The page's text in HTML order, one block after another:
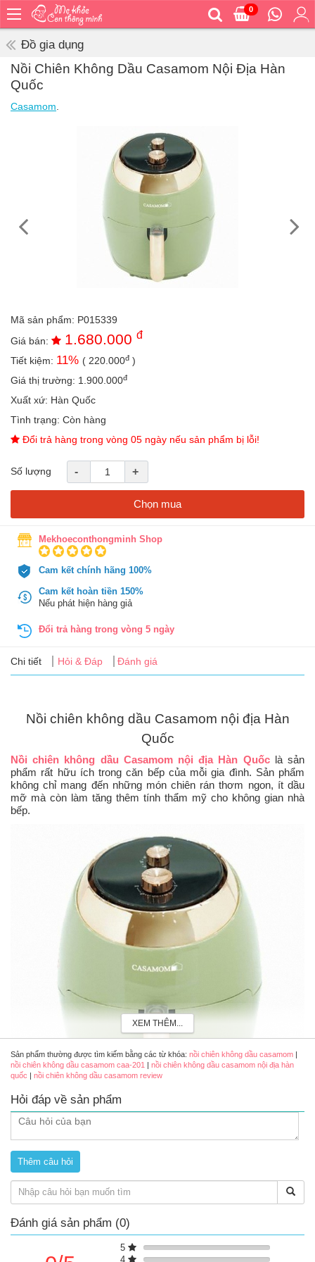
0
Bé
ăn
vệ
ngoài
an
toàn
Bé
tắm
Bé
mà
học
cho
bố
dùng
nhà
Tin
Đồ gia dụng
Nồi Chiên Không Dầu Casamom Nội Địa Hàn
Quốc
Casamom
Mã sản phẩm: P015339
Giá bán:
1.680.000 đ
Tiết kiệm: 11% ( 220.000đ )
Giá thị trường: 1.900.000đ
Xuất xứ: Hàn Quốc
Tình trạng: Còn hàng
Đổi trả hàng trong vòng 05 ngày nếu sản phẩm bị lỗi!
Số lượng - +
Chọn mua
Mekhoeconthongminh Shop
Cam kết chính hãng 100%
Cam kết hoàn tiền 150%
Nếu phát hiện hàng giả
Đổi trả hàng trong vòng 5 ngày
Chi tiết Hỏi & Đáp Đánh giá
Nồi chiên không dầu Casamom nội địa Hàn
Quốc
Nồi chiên không dầu Casamom nội địa Hàn Quốclà sản
phẩm rất hữu ích trong căn bếp của mỗi gia đình. Sản phẩm
không chỉ mang đến những món chiên rán thơm ngon, ít dầu
mỡ mà còn làm tăng thêm tính thẩm mỹ cho không gian nhà
bếp.
Ưu điểm của nồi chiên không dầu Casamom
Nồi chiên không dầu Casamom sử dụng môi trường chân
không để làm chín các thực phẩm nên sạch sẽ, không có
mùi khói.
Thiết kế nồi sang trọng, màu sắc xanh ngọc trang nhã, hỗ
trợ không gian nhà bếp thêm sáng đẹp.
Nồi có thiết kế phần đầu là bộ điều khiển cơ, dùng nắm vặn
nên dễ dàng thao tác trong quá trình sử dụng.
XEM THÊM...
Sản phẩm thường được tìm kiếm bằng các từ khóa: nồi chiên không dầu casamom |
nồi chiên không dầu casamom caa-201 | nồi chiên không dầu casamom nội địa hàn
quốc | nồi chiên không dầu casamom review
Hỏi đáp về sản phẩm
Đánh giá sản phẩm (0)
5
4